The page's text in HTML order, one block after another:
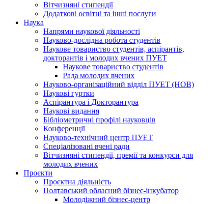
Вітчизняні стипендії
Додаткові освітні та інші послуги
Наука
Напрями наукової діяльності
Науково-дослідна робота студентів
Наукове товариство студентів, аспірантів,
докторантів і молодих вчених ПУЕТ
Наукове товариство студентів
Рада молодих вчених
Науково-організаційний відділ ПУЕТ (НОВ)
Наукові гуртки
Аспірантура і Докторантура
Наукові видання
Бібліометричні профілі науковців
Конференції
Науково-технічний центр ПУЕТ
Спеціалізовані вчені ради
Вітчизняні стипендії, премії та конкурси для
молодих вчених
Проєкти
Проєктна діяльність
Полтавський обласний бізнес-інкубатор
Молодіжний бізнес-центр